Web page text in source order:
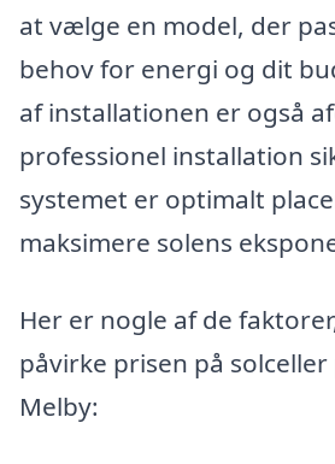
at vælge en model, der
behov for energi og dit
af installationen er også
professionel installation
systemet er optimalt
maksimere solens
Her er nogle af de
påvirke prisen på
Melby: